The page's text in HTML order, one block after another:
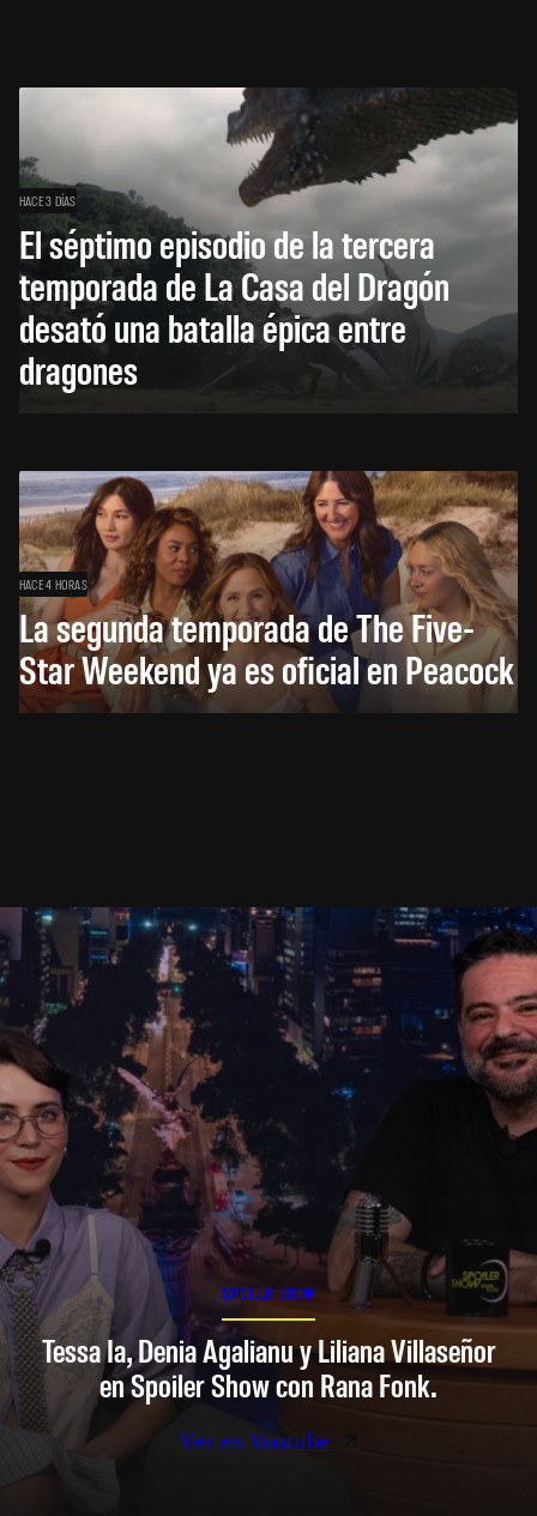
HACE 3 DÍAS
El séptimo episodio de la tercera
temporada de La Casa del Dragón
desató una batalla épica entre
dragones
HACE 4 HORAS
La segunda temporada de The Five-
Star Weekend ya es oficial en Peacock
SPOILER SHOW
Tessa Ia, Denia Agalianu y Liliana Villaseñor
en Spoiler Show con Rana Fonk.
Ver en Youtube